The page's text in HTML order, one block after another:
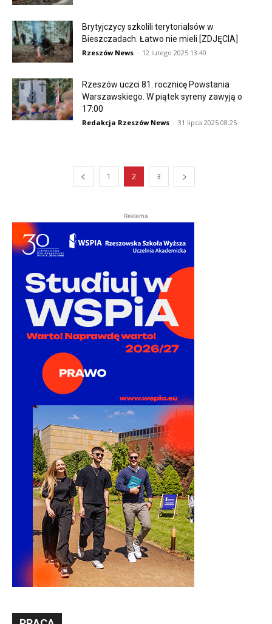
Brytyjczycy szkolili terytorialsów w
Bieszczadach. Łatwo nie mieli [ZDJĘCIA]
Rzeszów News - 12 lutego 2025 13:40
Rzeszów uczci 81. rocznicę Powstania
Warszawskiego. W piątek syreny zawyją o
17:00
Redakcja Rzeszów News - 31 lipca 2025 08:25
1 2 3
Reklama